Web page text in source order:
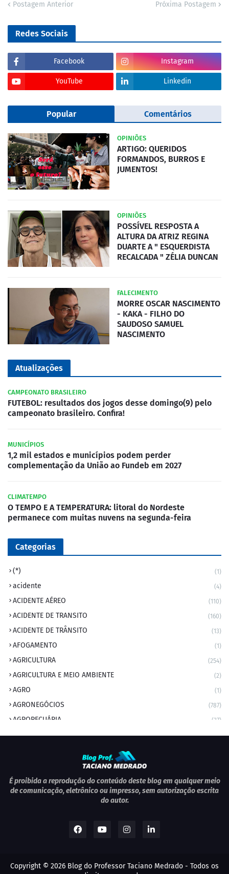
Postagem Anterior Próxima Postagem
Redes Sociais
Facebook Instagram
YouTube Linkedin
Popular Comentários
OPINIÕES
ARTIGO: QUERIDOS
FORMANDOS, BURROS E
JUMENTOS!
OPINIÕES
POSSÍVEL RESPOSTA A
ALTURA DA ATRIZ REGINA
DUARTE A " ESQUERDISTA
RECALCADA " ZÉLIA DUNCAN
FALECIMENTO
MORRE OSCAR NASCIMENTO
- KAKA - FILHO DO
SAUDOSO SAMUEL
NASCIMENTO
Atualizações
CAMPEONATO BRASILEIRO
FUTEBOL: resultados dos jogos desse domingo(9) pelo
campeonato brasileiro. Confira!
MUNICÍPIOS
1,2 mil estados e municípios podem perder
complementação da União ao Fundeb em 2027
CLIMATEMPO
O TEMPO E A TEMPERATURA: litoral do Nordeste
permanece com muitas nuvens na segunda-feira
Categorias
(*) (1)
acidente (4)
ACIDENTE AÉREO (110)
ACIDENTE DE TRANSITO (160)
ACIDENTE DE TRÂNSITO (13)
AFOGAMENTO (1)
AGRICULTURA (254)
AGRICULTURA E MEIO AMBIENTE (2)
AGRO (1)
AGRONEGÓCIOS (787)
AGROPECUÁRIA (37)
AMBIENTE (9)
ANIVERSÁRIO DA CIDADE
ANIVERSÁRIOS (1)
APEXBRASIL (1)
AVIAÇÃO (1)
É proibida a reprodução do conteúdo deste blog em qualquer meio
de comunicação, eletrônico ou impresso, sem autorização escrita
do autor.
Copyright © 2026 Blog do Professor Taciano Medrado - Todos os